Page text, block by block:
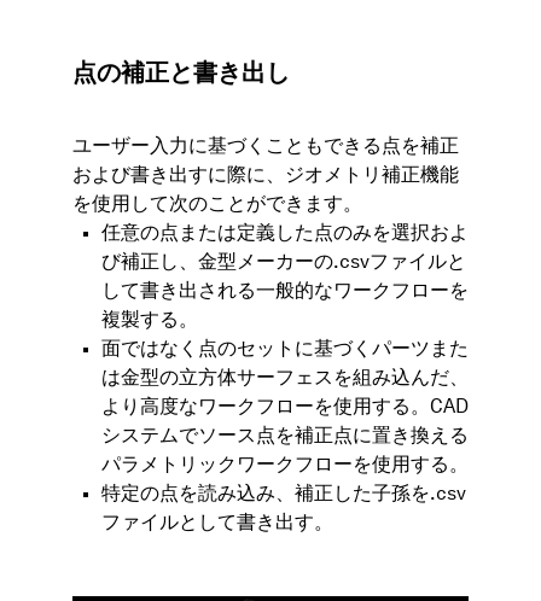
点の補正と書き出し
ユーザー入力に基づくこともできる点を補正
および書き出すに際に、ジオメトリ補正機能
を使用して次のことができます。
任意の点または定義した点のみを選択およ
び補正し、金型メーカーの.csvファイルと
して書き出される一般的なワークフローを
複製する。
面ではなく点のセットに基づくパーツまた
は金型の立方体サーフェスを組み込んだ、
より高度なワークフローを使用する。CAD
システムでソース点を補正点に置き換える
パラメトリックワークフローを使用する。
特定の点を読み込み、補正した子孫を.csv
ファイルとして書き出す。